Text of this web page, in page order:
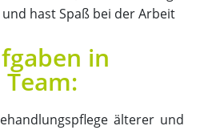
hast Spaß bei der Arbeit
in
älterer und